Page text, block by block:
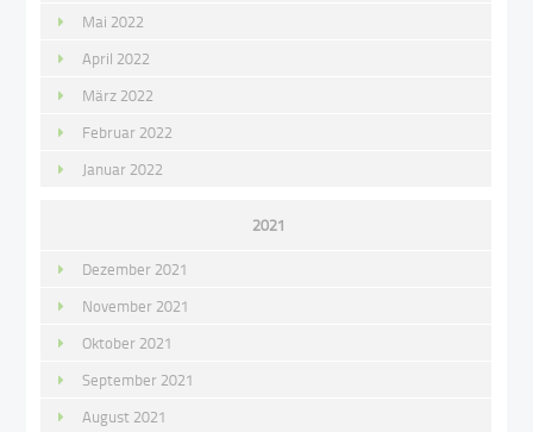
Mai 2022
April 2022
März 2022
Februar 2022
Januar 2022
2021
Dezember 2021
November 2021
Oktober 2021
September 2021
August 2021